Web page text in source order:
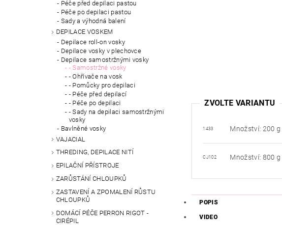
Péče před depilaci pastou
Péče po depilaci pastou
Sady a výhodná balení
DEPILACE VOSKEM
Depilace roll-on vosky
Depilace vosky v plechovce
Depilace samostržnými vosky
- Samostržné vosky
- Ohřívače na vosk
- Pomůcky pro depilaci
- Péče před depilací
- Péče po depilaci
- Sady na depilaci samostržnými
vosky
Bavlněné vosky
VAJACIAL
THREDING, DEPILACE NITÍ
EPILAČNÍ PŘÍSTROJE
ZARŮSTÁNÍ CHLOUPKŮ
ZASTAVENÍ A ZPOMALENÍ RŮSTU
CHLOUPKŮ
DOMÁCÍ PÉČE PERRON RIGOT -
CIRÉPIL
ZVOLTE VARIANTU
1433 Množství: 200 g
CJ102 Množství: 800 g
POPIS
VIDEO